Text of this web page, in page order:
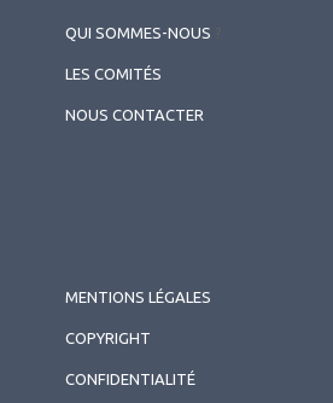
QUI SOMMES-NOUS
LES COMITÉS
NOUS CONTACTER
MENTIONS LÉGALES
COPYRIGHT
CONFIDENTIALITÉ